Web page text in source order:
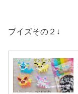
ブイズその２↓